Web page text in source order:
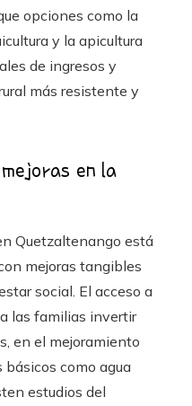
opciones como la
y la apicultura
de ingresos y
más resistente y
en la
Quetzaltenango está
mejoras tangibles
social. El acceso a
las familias invertir
en el mejoramiento
como agua
estudios del